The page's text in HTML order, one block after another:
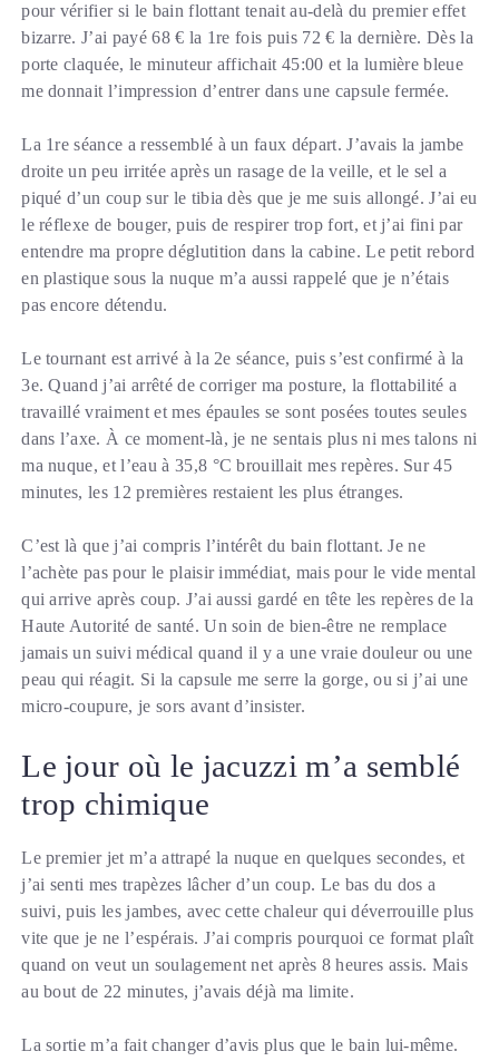
pour vérifier si le bain flottant tenait au-delà du premier effet
bizarre. J’ai payé 68 € la 1re fois puis 72 € la dernière. Dès la
porte claquée, le minuteur affichait 45:00 et la lumière bleue
me donnait l’impression d’entrer dans une capsule fermée.
La 1re séance a ressemblé à un faux départ. J’avais la jambe
droite un peu irritée après un rasage de la veille, et le sel a
piqué d’un coup sur le tibia dès que je me suis allongé. J’ai eu
le réflexe de bouger, puis de respirer trop fort, et j’ai fini par
entendre ma propre déglutition dans la cabine. Le petit rebord
en plastique sous la nuque m’a aussi rappelé que je n’étais
pas encore détendu.
Le tournant est arrivé à la 2e séance, puis s’est confirmé à la
3e. Quand j’ai arrêté de corriger ma posture, la flottabilité a
travaillé vraiment et mes épaules se sont posées toutes seules
dans l’axe. À ce moment-là, je ne sentais plus ni mes talons ni
ma nuque, et l’eau à 35,8 °C brouillait mes repères. Sur 45
minutes, les 12 premières restaient les plus étranges.
C’est là que j’ai compris l’intérêt du bain flottant. Je ne
l’achète pas pour le plaisir immédiat, mais pour le vide mental
qui arrive après coup. J’ai aussi gardé en tête les repères de la
Haute Autorité de santé. Un soin de bien-être ne remplace
jamais un suivi médical quand il y a une vraie douleur ou une
peau qui réagit. Si la capsule me serre la gorge, ou si j’ai une
micro-coupure, je sors avant d’insister.
Le jour où le jacuzzi m’a semblé
trop chimique
Le premier jet m’a attrapé la nuque en quelques secondes, et
j’ai senti mes trapèzes lâcher d’un coup. Le bas du dos a
suivi, puis les jambes, avec cette chaleur qui déverrouille plus
vite que je ne l’espérais. J’ai compris pourquoi ce format plaît
quand on veut un soulagement net après 8 heures assis. Mais
au bout de 22 minutes, j’avais déjà ma limite.
La sortie m’a fait changer d’avis plus que le bain lui-même.